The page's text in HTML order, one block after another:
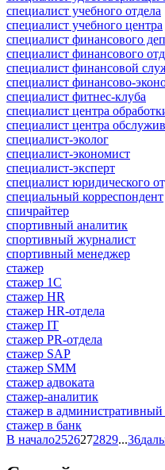
специалист учебного отдела
специалист учебного центра
специалист финансового
специалист финансового
специалист финансовой
специалист финансово-
специалист фитнес-клуба
специалист центра
специалист центра
специалист-эколог
специалист-экономист
специалист-эксперт
специалист юридического
специальный корреспондент
спичрайтер
спортивный аналитик
спортивный журналист
спортивный менеджер
стажер
стажер 1С
стажер HR
стажер HR-отдела
стажер IT
стажер PR-отдела
стажер SAP
стажер SMM
стажер адвоката
стажер-аналитик
стажер в административный
стажер в банк
В начало2526272829...36